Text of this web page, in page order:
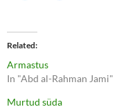
t
o
s
h
a
r
e
n
r
e
Related
Armastus
In "Abd al-Rahman Jami"
Murtud süda